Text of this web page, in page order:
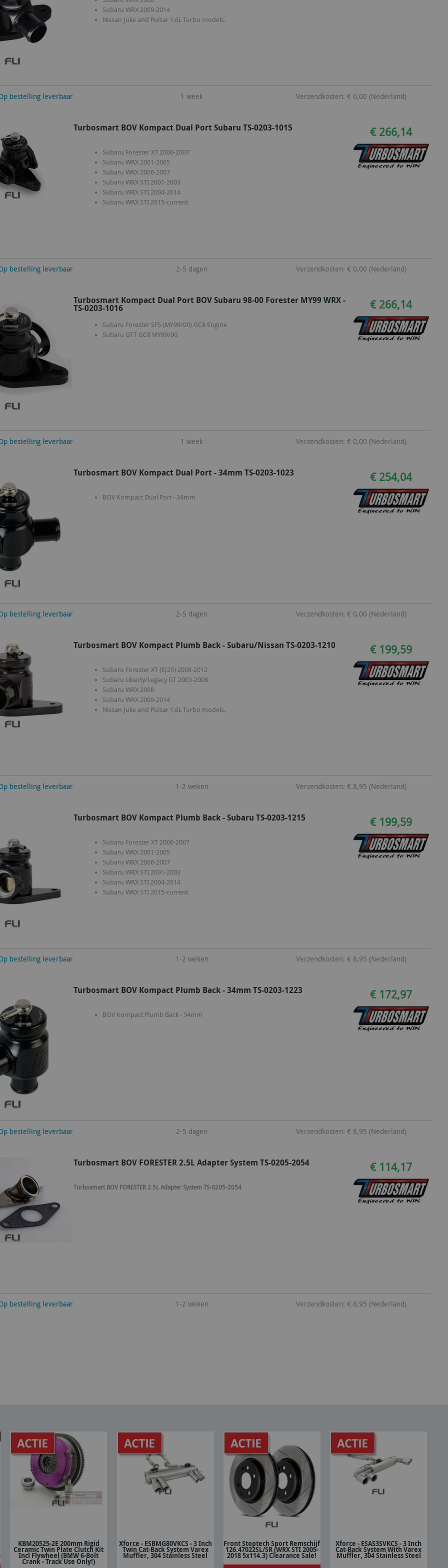
Subaru WRX 2009-2014
Nissan Juke and Pulsar 1.6L Turbo models.
bestelling leverbaar 1 week Verzendkosten: € 0,00 (Nederland)
Turbosmart BOV Kompact Dual Port Subaru TS-0203-1015
Subaru Forester XT 2006-2007
Subaru WRX 2001-2005
Subaru WRX 2006-2007
Subaru WRX STI 2001-2003
Subaru WRX STI 2004-2014
Subaru WRX STI 2015-current
€ 266,14
bestelling leverbaar 2-5 dagen Verzendkosten: € 0,00 (Nederland)
Turbosmart Kompact Dual Port BOV Subaru 98-00 Forester MY99 WRX -
TS-0203-1016
Subaru Forester SF5 (MY98/00) GC8 Engine
Subaru GTT GC8 MY99/00
€ 266,14
bestelling leverbaar 1 week Verzendkosten: € 0,00 (Nederland)
Turbosmart BOV Kompact Dual Port - 34mm TS-0203-1023
BOV Kompact Dual Port - 34mm
€ 254,04
bestelling leverbaar 2-5 dagen Verzendkosten: € 0,00 (Nederland)
Turbosmart BOV Kompact Plumb Back - Subaru/Nissan TS-0203-1210
Subaru Forester XT (EJ25) 2008-2012
Subaru Liberty/Legacy GT 2003-2008
Subaru WRX 2008
Subaru WRX 2009-2014
Nissan Juke and Pulsar 1.6L Turbo models.
€ 199,59
bestelling leverbaar 1-2 weken Verzendkosten: € 8,95 (Nederland)
Turbosmart BOV Kompact Plumb Back - Subaru TS-0203-1215
Subaru Forester XT 2006-2007
Subaru WRX 2001-2005
Subaru WRX 2006-2007
Subaru WRX STI 2001-2003
Subaru WRX STI 2004-2014
Subaru WRX STI 2015-current
€ 199,59
bestelling leverbaar 1-2 weken Verzendkosten: € 8,95 (Nederland)
Turbosmart BOV Kompact Plumb Back - 34mm TS-0203-1223
BOV Kompact Plumb Back - 34mm
€ 172,97
bestelling leverbaar 2-5 dagen Verzendkosten: € 8,95 (Nederland)
Turbosmart BOV FORESTER 2.5L Adapter System TS-0205-2054
Turbosmart BOV FORESTER 2.5L Adapter System TS-0205-2054
€ 114,17
bestelling leverbaar 1-2 weken Verzendkosten: € 8,95 (Nederland)
In winkelwagen
KBM20525-2E 200mm Rigid
Ceramic Twin Plate Clutch Kit
Incl Flywheel (BMW 6-Bolt
Crank - Track Use Only!)
In winkelwagen
Xforce - ESBMG80VKCS - 3 Inch
Twin Cat-Back System Varex
Muffler, 304 Stainless Steel
In winkelwagen
Front Stoptech Sport Remschijf
126.47022SL/SR (WRX STI 2005-
2018 5x114.3) Clearance Sale!
In winkelwagen
Xforce - ESAS3SVKCS - 3 Inch
Cat-Back System With Varex
Muffler, 304 Stainless Steel